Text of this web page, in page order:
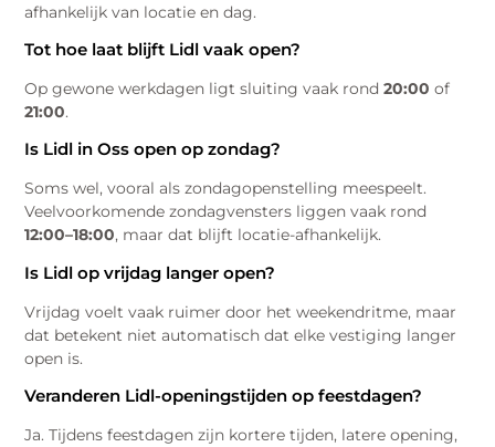
afhankelijk van locatie en dag.
Tot hoe laat blijft Lidl vaak open?
Op gewone werkdagen ligt sluiting vaak rond20:00 of
21:00.
Is Lidl in Oss open op zondag?
Soms wel, vooral als zondagopenstelling meespeelt.
Veelvoorkomende zondagvensters liggen vaak rond
12:00–18:00, maar dat blijft locatie-afhankelijk.
Is Lidl op vrijdag langer open?
Vrijdag voelt vaak ruimer door het weekendritme, maar
dat betekent niet automatisch dat elke vestiging langer
open is.
Veranderen Lidl-openingstijden op feestdagen?
Ja. Tijdens feestdagen zijn kortere tijden, latere opening,